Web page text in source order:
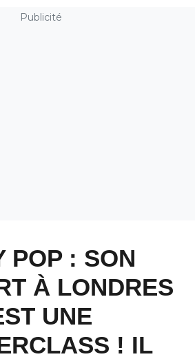
Publicité
POP : SON
À LONDRES
UNE
! IL